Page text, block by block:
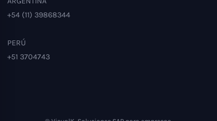
+54 (11) 39868344
PERÚ
+51 3704743